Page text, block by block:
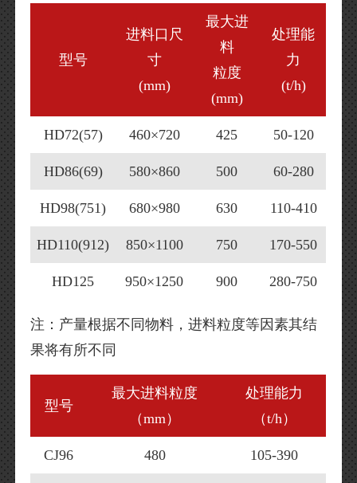
型号
进料口尺
寸
(mm)
最大进
料
粒度
(mm)
处理能
力
(t/h)
HD72(57) 460×720 425 50-120
HD86(69) 580×860 500 60-280
HD98(751) 680×980 630 110-410
HD110(912) 850×1100 750 170-550
HD125 950×1250 900 280-750
注：产量根据不同物料，进料粒度等因素其结
果将有所不同
型号
最大进料粒度
（mm）
处理能力
（t/h）
CJ96 480 105-390